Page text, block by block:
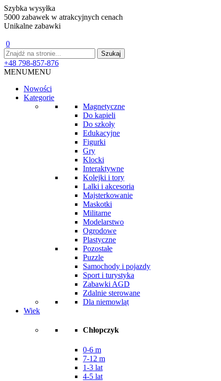
Szybka wysyłka
5000 zabawek w atrakcyjnych cenach
Unikalne zabawki
0
+48 798-857-876
MENUMENU
Nowości
Kategorie
Magnetyczne
Do kąpieli
Do szkoły
Edukacyjne
Figurki
Gry
Klocki
Interaktywne
Kolejki i tory
Lalki i akcesoria
Majsterkowanie
Maskotki
Militarne
Modelarstwo
Ogrodowe
Plastyczne
Pozostałe
Puzzle
Samochody i pojazdy
Sport i turystyka
Zabawki AGD
Zdalnie sterowane
Dla niemowląt
Wiek
Chłopczyk
0-6 m
7-12 m
1-3 lat
4-5 lat